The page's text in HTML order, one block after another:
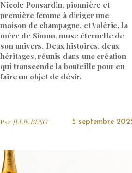
Nicole Ponsardin, pionnière et
première femme à diriger une
maison de champagne, et Valérie, la
mère de Simon, muse éternelle de
son univers. Deux histoires, deux
héritages, réunis dans une création
qui transcende la bouteille pour en
faire un objet de désir.
Par JULIE BENO 5 septembre